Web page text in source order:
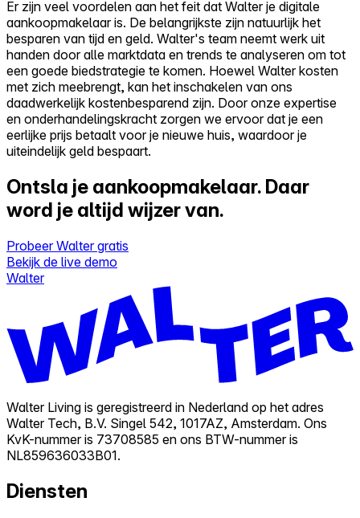
Er zijn veel voordelen aan het feit dat Walter je digitale
aankoopmakelaar is. De belangrijkste zijn natuurlijk het
besparen van tijd en geld. Walter's team neemt werk uit
handen door alle marktdata en trends te analyseren om tot
een goede biedstrategie te komen. Hoewel Walter kosten
met zich meebrengt, kan het inschakelen van ons
daadwerkelijk kostenbesparend zijn. Door onze expertise
en onderhandelingskracht zorgen we ervoor dat je een
eerlijke prijs betaalt voor je nieuwe huis, waardoor je
uiteindelijk geld bespaart.
Ontsla je aankoopmakelaar. Daar
word je altijd wijzer van.
Probeer Walter gratis
Bekijk de live demo
Walter
Walter Living is geregistreerd in Nederland op het adres
Walter Tech, B.V. Singel 542, 1017AZ, Amsterdam. Ons
KvK-nummer is 73708585 en ons BTW-nummer is
NL859636033B01.
Diensten